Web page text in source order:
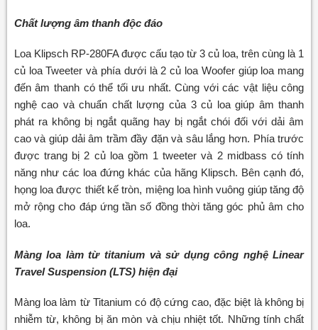
Chất lượng âm thanh độc đáo
Loa Klipsch RP-280FA được cấu tạo từ 3 củ loa, trên cùng là 1
củ loa Tweeter và phía dưới là 2 củ loa Woofer giúp loa mang
đến âm thanh có thể tối ưu nhất. Cùng với các vật liệu công
nghệ cao và chuẩn chất lượng của 3 củ loa giúp âm thanh
phát ra không bị ngắt quãng hay bị ngắt chói đối với dải âm
cao và giúp dải âm trầm đầy đặn và sâu lắng hơn. Phía trước
được trang bị 2 củ loa gồm 1 tweeter và 2 midbass có tính
năng như các loa đứng khác của hãng Klipsch. Bên cạnh đó,
họng loa được thiết kế tròn, miệng loa hình vuông giúp tăng độ
mở rộng cho đáp ứng tần số đồng thời tăng góc phủ âm cho
loa.
Màng loa làm từ titanium và sử dụng công nghệ Linear
Travel Suspension (LTS) hiện đại
Màng loa làm từ Titanium có độ cứng cao, đặc biệt là không bị
nhiễm từ, không bị ăn mòn và chịu nhiệt tốt. Những tính chất